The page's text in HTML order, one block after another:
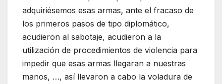
adquiriésemos esas armas, ante el fracaso de
los primeros pasos de tipo diplomático,
acudieron al sabotaje, acudieron a la
utilización de procedimientos de violencia para
impedir que esas armas llegaran a nuestras
manos, …, así llevaron a cabo la voladura de